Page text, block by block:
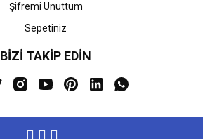
Şifremi Unuttum
Sepetiniz
BİZİ TAKİP EDİN